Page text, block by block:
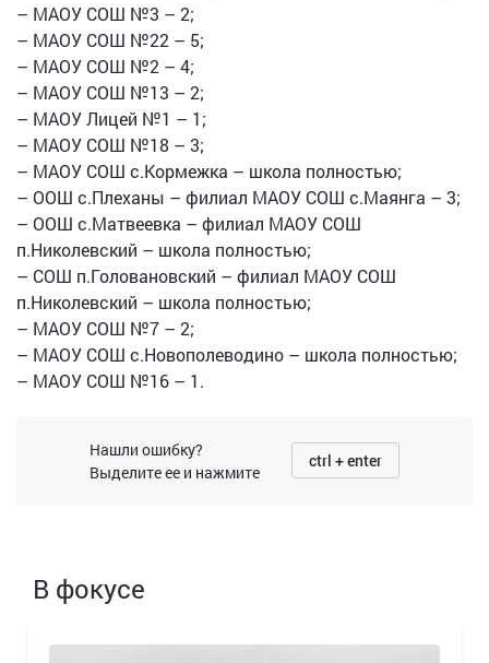
– МАОУ СОШ №3 – 2;
– МАОУ СОШ №22 – 5;
– МАОУ СОШ №2 – 4;
– МАОУ СОШ №13 – 2;
– МАОУ Лицей №1 – 1;
– МАОУ СОШ №18 – 3;
– МАОУ СОШ с.Кормежка – школа полностью;
– ООШ с.Плеханы – филиал МАОУ СОШ с.Маянга – 3;
– ООШ с.Матвеевка – филиал МАОУ СОШ
п.Николевский – школа полностью;
– СОШ п.Головановский – филиал МАОУ СОШ
п.Николевский – школа полностью;
– МАОУ СОШ №7 – 2;
– МАОУ СОШ с.Новополеводино – школа полностью;
– МАОУ СОШ №16 – 1.
Нашли ошибку?
Выделите ее и нажмите
ctrl + enter
В фокусе